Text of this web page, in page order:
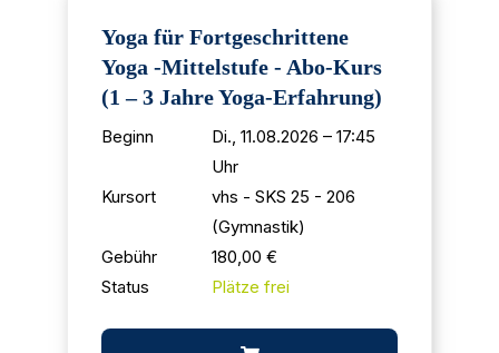
Yoga für Fortgeschrittene
Yoga -Mittelstufe - Abo-Kurs
(1 – 3 Jahre Yoga-Erfahrung)
Beginn
Di., 11.08.2026 – 17:45
Uhr
Kursort
vhs - SKS 25 - 206
(Gymnastik)
Gebühr
180,00 €
Status
Plätze frei